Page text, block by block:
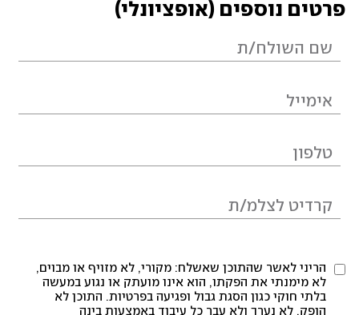
פרטים נוספים (אופציונלי)
הריני לאשר שהתוכן שאשלח: מקורי, לא מזויף או מבוים,
לא מימנתי את הפקתו, הוא אינו מועתק או נגוע במעשה
בלתי חוקי כגון הסגת גבול ופגיעה בפרטיות. התוכן לא
הופק, לא נערך ולא עבר כל עיבוד באמצעות בינה